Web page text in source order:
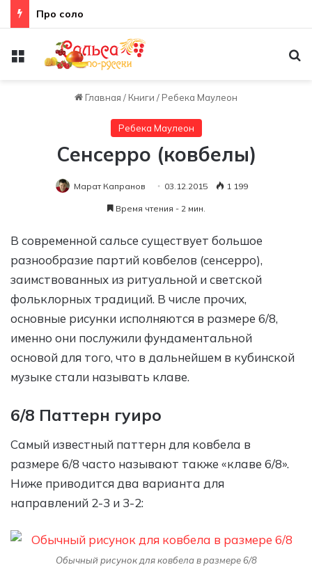
Про соло
Меню
Главная / Книги / Ребека Маулеон
Ребека Маулеон
Сенсерро (ковбелы)
Марат Капранов 03.12.2015 1 199
Время чтения - 2 мин.
В современной сальсе существует большое
разнообразие партий ковбелов (сенсерро),
заимствованных из ритуальной и светской
фольклорных традиций. В числе прочих,
основные рисунки исполняются в размере 6/8,
именно они послужили фундаментальной
основой для того, что в дальнейшем в кубинской
музыке стали называть клаве.
6/8 Паттерн гуиро
Самый известный паттерн для ковбела в
размере 6/8 часто называют также «клаве 6/8».
Ниже приводится два варианта для
направлений 2-3 и 3-2:
Обычный рисунок для ковбела в размере 6/8